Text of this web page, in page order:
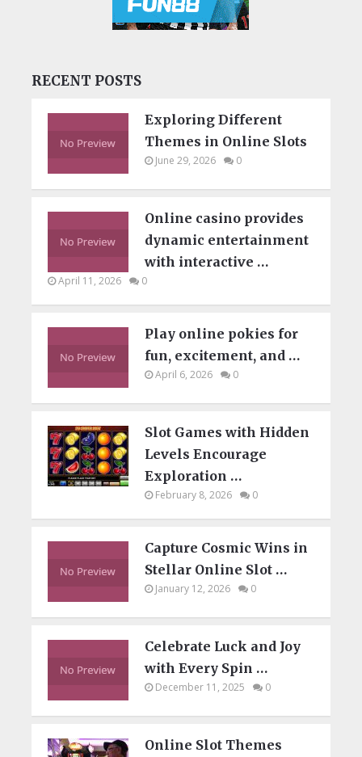
RECENT POSTS
Exploring Different
Themes in Online Slots
June 29, 2026 0
Online casino provides
dynamic entertainment
with interactive …
April 11, 2026 0
Play online pokies for
fun, excitement, and …
April 6, 2026 0
Slot Games with Hidden
Levels Encourage
Exploration …
February 8, 2026 0
Capture Cosmic Wins in
Stellar Online Slot …
January 12, 2026 0
Celebrate Luck and Joy
with Every Spin …
December 11, 2025 0
Online Slot Themes